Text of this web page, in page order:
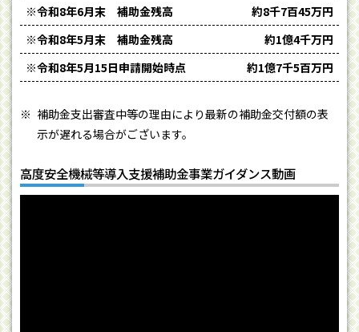
※令和8年6月末 補助金残高
約8千7百45万円
※令和8年5月末 補助金残高
約1億4千万円
※令和8年5月15日申請開始時点
約1億7千5百万円
補助金支出審査中等の理由により最新の補助金交付額の表
示が遅れる場合がございます。
高度安全機械等導入支援補助金事業ガイダンス動画